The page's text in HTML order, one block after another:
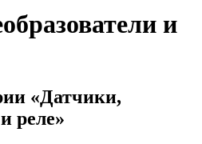
и
«Датчики,
реле»